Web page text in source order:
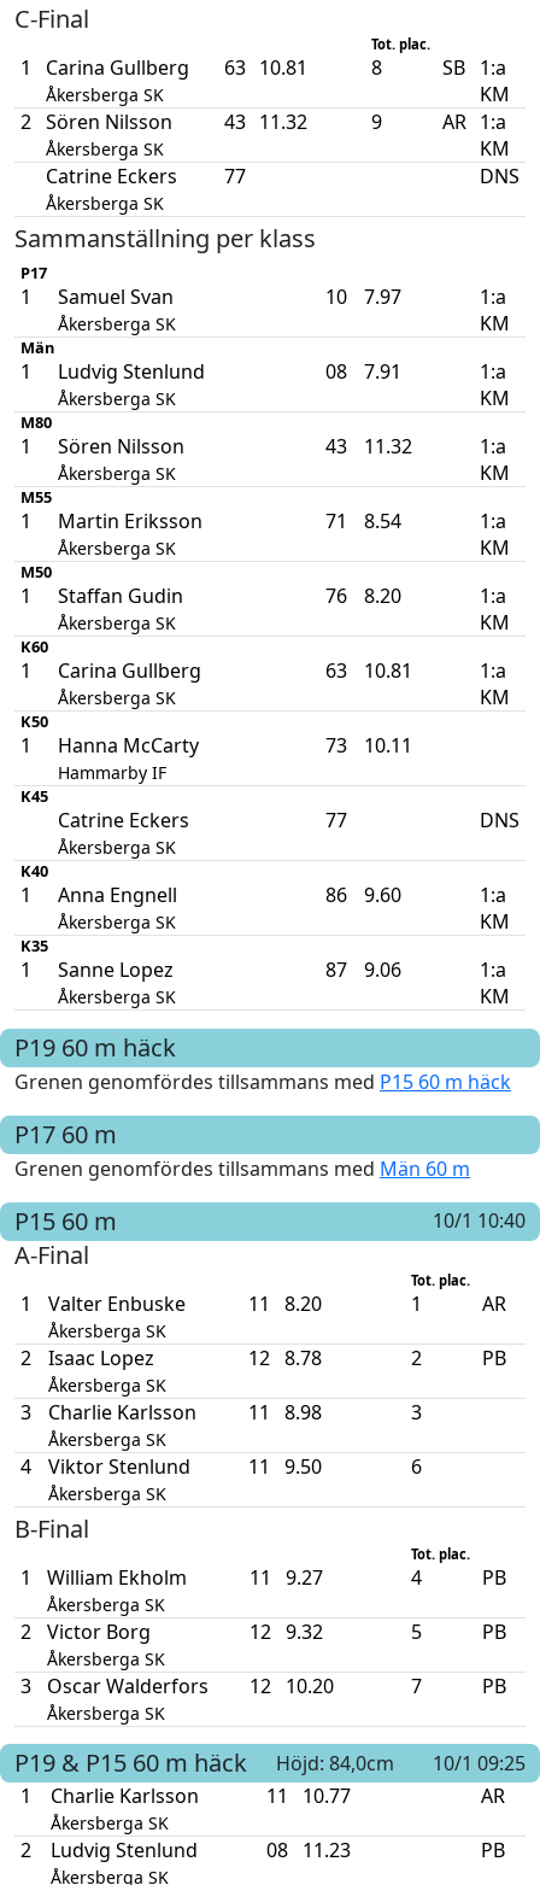
C-Final
Tot. plac.
1 Carina Gullberg
Åkersberga SK
63 10.81 8 SB
1:a
KM
2 Sören Nilsson
Åkersberga SK
43 11.32 9 AR 1:a
KM
Catrine Eckers
Åkersberga SK
77 DNS
Sammanställning per klass
P17
1 Samuel Svan
Åkersberga SK
10 7.97
1:a
KM
Män
1 Ludvig Stenlund
Åkersberga SK
08 7.91
1:a
KM
M80
1 Sören Nilsson
Åkersberga SK
43 11.32
1:a
KM
M55
1 Martin Eriksson
Åkersberga SK
71 8.54
1:a
KM
M50
1 Staffan Gudin
Åkersberga SK
76 8.20
1:a
KM
K60
1 Carina Gullberg
Åkersberga SK
63 10.81
1:a
KM
K50
1 Hanna McCarty
Hammarby IF
73 10.11
K45
Catrine Eckers
Åkersberga SK
77 DNS
K40
1 Anna Engnell
Åkersberga SK
86 9.60
1:a
KM
K35
1 Sanne Lopez
Åkersberga SK
87 9.06
1:a
KM
P19 60 m häck
Grenen genomfördes tillsammans med P15 60 m häck
P17 60 m
Grenen genomfördes tillsammans med Män 60 m
P15 60 m 10/1 10:40
A-Final
Tot. plac.
1 Valter Enbuske
Åkersberga SK
11 8.20 1 AR
2 Isaac Lopez
Åkersberga SK
12 8.78 2 PB
3 Charlie Karlsson
Åkersberga SK
11 8.98 3
4 Viktor Stenlund
Åkersberga SK
11 9.50 6
B-Final
Tot. plac.
1 William Ekholm
Åkersberga SK
11 9.27 4 PB
2 Victor Borg
Åkersberga SK
12 9.32 5 PB
3 Oscar Walderfors
Åkersberga SK
12 10.20 7 PB
P19 & P15 60 m häck Höjd: 84,0cm
10/1 09:25
1
Charlie Karlsson
Åkersberga SK
11 10.77 AR
2 Ludvig Stenlund
Åkersberga SK
08 11.23 PB